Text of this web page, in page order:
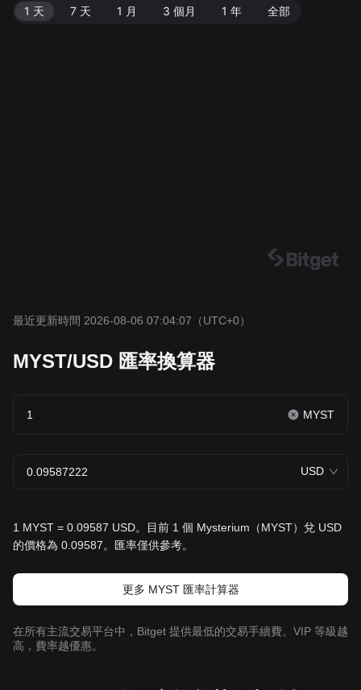
1 天 7 天 1 月 3 個月 1 年 全部
最近更新時間 2026-08-06 07:04:07 （UTC+0）
MYST/USD 匯率換算器
MYST
USD
1 MYST = 0.09587 USD。目前 1 個 Mysterium（MYST）兌 USD
的價格為 0.09587。匯率僅供參考。
更多 MYST 匯率計算器
在所有主流交易平台中，Bitget 提供最低的交易手續費。VIP 等級越
高，費率越優惠。